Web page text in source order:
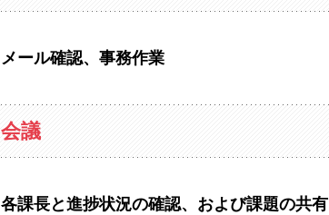
メール確認、事務作業
会議
各課長と進捗状況の確認、および課題の共有